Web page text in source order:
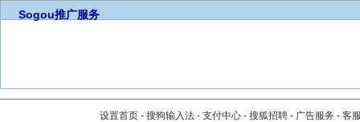
Sogou推广服务
设置首页 - 搜狗输入法 - 支付中心 - 搜狐招聘 - 广告服务 - 客